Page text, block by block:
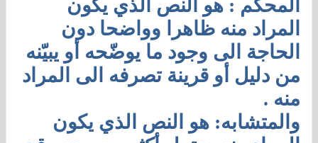
المحكم : هو النص الذي يكون
المراد منه ظاهرا وواضحا دون
الحاجة الى وجود ما يوضّحه أو يبيّنه
من دليل أو قرينة تصرفه الى المراد
منه .
والمتشابه: هو النص الذي يكون